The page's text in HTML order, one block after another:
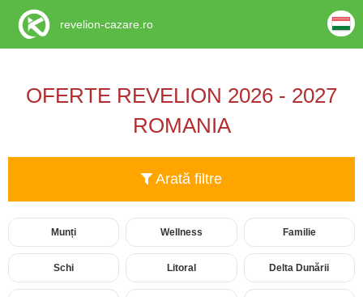
OFERTE REVELION 2026 - 2027
ROMANIA
Arată filtre
Munți Wellness Familie
Schi Litoral Delta Dunării
revelion-cazare.ro